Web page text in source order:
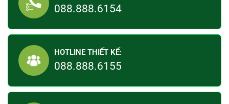
088.888.6154
HOTLINE THIẾT KẾ:
088.888.6155